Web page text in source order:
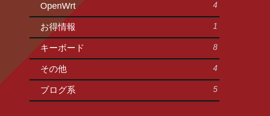
OpenWrt 4
お得情報 1
キーボード 8
その他 4
ブログ系 5